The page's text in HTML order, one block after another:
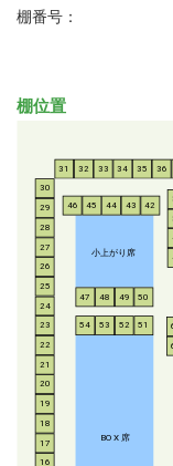
棚番号：
棚位置
小上がり席
BO X 席
16
17
18
19
20
21
22
23
24
25
26
27
28
29
30
31 32 33 34 35 36
42
43
44
45
46
47 48 49 50
51
52
53
54